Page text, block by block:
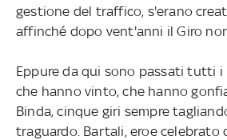
gestione del traffico, s'erano
affinché dopo vent'anni il Giro
Eppure da qui sono passati tutti i
che hanno vinto, che hanno
Binda, cinque giri sempre
traguardo. Bartali, eroe celebrato